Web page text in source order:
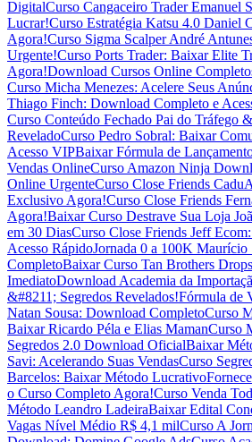
DigitalCurso Cangaceiro Trader Emanuel
Lucrar!Curso Estratégia Katsu 4.0 Daniel
Agora!Curso Sigma Scalper André
Urgente!Curso Ports Trader: Baixar Elite
Agora!Download Cursos Online
Curso Micha Menezes: Acelere Seus
Thiago Finch: Download Completo e
Curso Conteúdo Fechado Pai do Tráfego
ReveladoCurso Pedro Sobral: Baixar
Acesso VIPBaixar Fórmula de
Vendas OnlineCurso Amazon Ninja
Online UrgenteCurso Close Friends
Exclusivo Agora!Curso Close Friends
Agora!Baixar Curso Destrave Sua Loja
em 30 DiasCurso Close Friends Jeff
Acesso RápidoJornada 0 a 100K Maurício
CompletoBaixar Curso Tan Brothers
ImediatoDownload Academia da
&#8211; Segredos Revelados!Fórmula de
Natan Sousa: Download CompletoCurso
Baixar Ricardo Péla e Elias MamanCurso
Segredos 2.0 Download OficialBaixar
Savi: Acelerando Suas VendasCurso
Barcelos: Baixar Método Lucrativo
o Curso Completo Agora!Curso Venda
Método Leandro LadeiraBaixar Edital
Vagas Nível Médio R$ 4,1 milCurso A